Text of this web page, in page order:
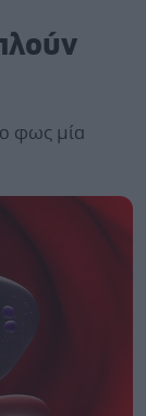
φως μία